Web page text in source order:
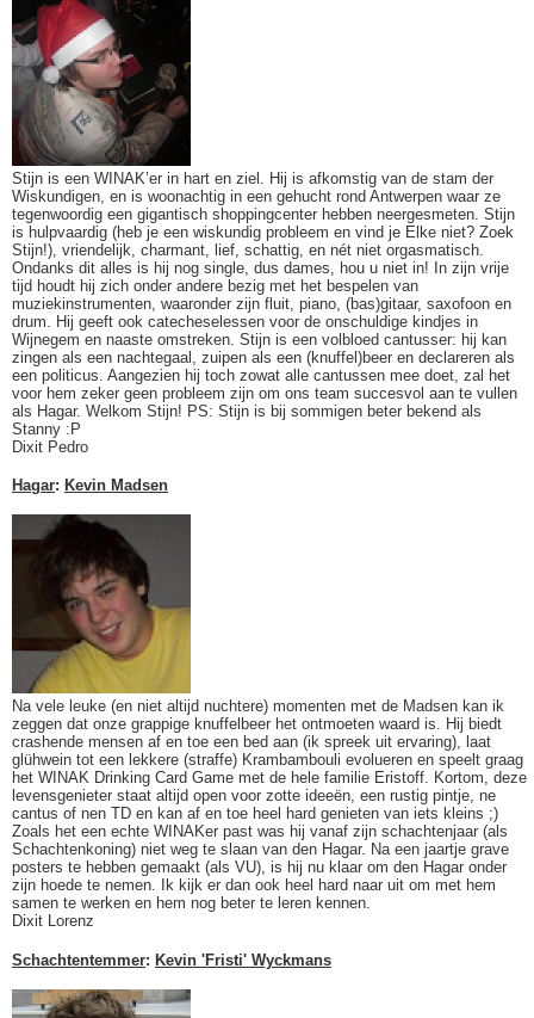
Stijn is een WINAK’er in hart en ziel. Hij is afkomstig van de stam der
Wiskundigen, en is woonachtig in een gehucht rond Antwerpen waar ze
tegenwoordig een gigantisch shoppingcenter hebben neergesmeten. Stijn
is hulpvaardig (heb je een wiskundig probleem en vind je Elke niet? Zoek
Stijn!), vriendelijk, charmant, lief, schattig, en nét niet orgasmatisch.
Ondanks dit alles is hij nog single, dus dames, hou u niet in! In zijn vrije
tijd houdt hij zich onder andere bezig met het bespelen van
muziekinstrumenten, waaronder zijn fluit, piano, (bas)gitaar, saxofoon en
drum. Hij geeft ook catecheselessen voor de onschuldige kindjes in
Wijnegem en naaste omstreken. Stijn is een volbloed cantusser: hij kan
zingen als een nachtegaal, zuipen als een (knuffel)beer en declareren als
een politicus. Aangezien hij toch zowat alle cantussen mee doet, zal het
voor hem zeker geen probleem zijn om ons team succesvol aan te vullen
als Hagar. Welkom Stijn! PS: Stijn is bij sommigen beter bekend als
Stanny :P
Dixit Pedro
Hagar: Kevin Madsen
Na vele leuke (en niet altijd nuchtere) momenten met de Madsen kan ik
zeggen dat onze grappige knuffelbeer het ontmoeten waard is. Hij biedt
crashende mensen af en toe een bed aan (ik spreek uit ervaring), laat
glühwein tot een lekkere (straffe) Krambambouli evolueren en speelt graag
het WINAK Drinking Card Game met de hele familie Eristoff. Kortom, deze
levensgenieter staat altijd open voor zotte ideeën, een rustig pintje, ne
cantus of nen TD en kan af en toe heel hard genieten van iets kleins ;)
Zoals het een echte WINAKer past was hij vanaf zijn schachtenjaar (als
Schachtenkoning) niet weg te slaan van den Hagar. Na een jaartje grave
posters te hebben gemaakt (als VU), is hij nu klaar om den Hagar onder
zijn hoede te nemen. Ik kijk er dan ook heel hard naar uit om met hem
samen te werken en hem nog beter te leren kennen.
Dixit Lorenz
Schachtentemmer: Kevin 'Fristi' Wyckmans